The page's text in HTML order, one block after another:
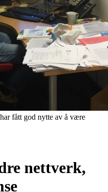
fått god nytte av å være
nettverk,